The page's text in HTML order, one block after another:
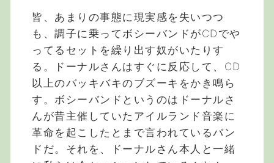
皆、あまりの事態に現実感を失いつつ
も、調子に乗ってボシーバンドがCDでや
ってるセットを繰り出す奴がいたりす
る。ドーナルさんはすぐに反応して、CD
以上のバッキバキのブズーキをかき鳴ら
す。ボシーバンドというのはドーナルさ
んが昔主催していたアイルランド音楽に
革命を起こしたとまで言われているバン
ドだ。それを、ドーナルさん本人と一緒